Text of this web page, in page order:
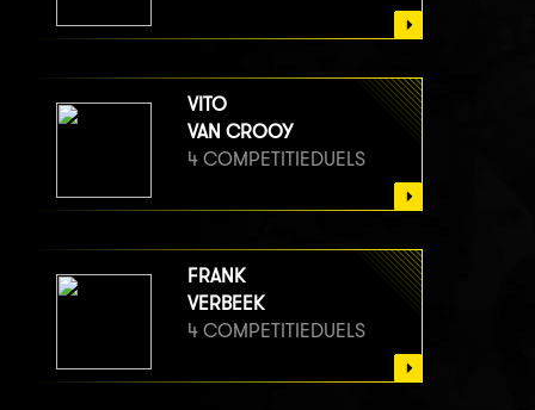
VITO
VAN CROOY
4 COMPETITIEDUELS
FRANK
VERBEEK
4 COMPETITIEDUELS